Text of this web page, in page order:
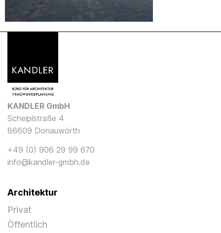
KANDLER GmbH
Scheiplstraße 4
86609 Donauwörth
+49 (0) 906 29 99 670
info@kandler-gmbh.de
Architektur
Privat
Öffentlich